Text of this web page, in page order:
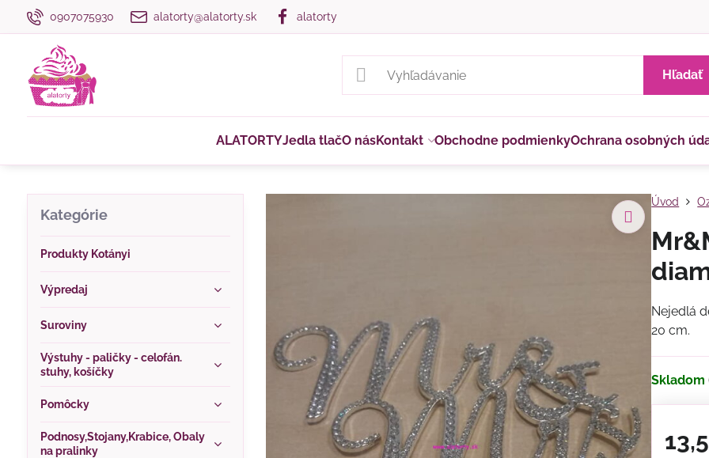
0907075930 alatorty@alatorty.sk alatorty
Hľadať
ALATORTYJedla tlačO násKontakt Obchodne podmienkyOchrana osobných
Úvod
Nejedlá
20 cm.
Skladom
Kategórie
Produkty Kotányi
Výpredaj
Suroviny
Výstuhy - paličky - celofán.
stuhy, košíčky
Pomôcky
Podnosy,Stojany,Krabice, Obaly
na pralinky